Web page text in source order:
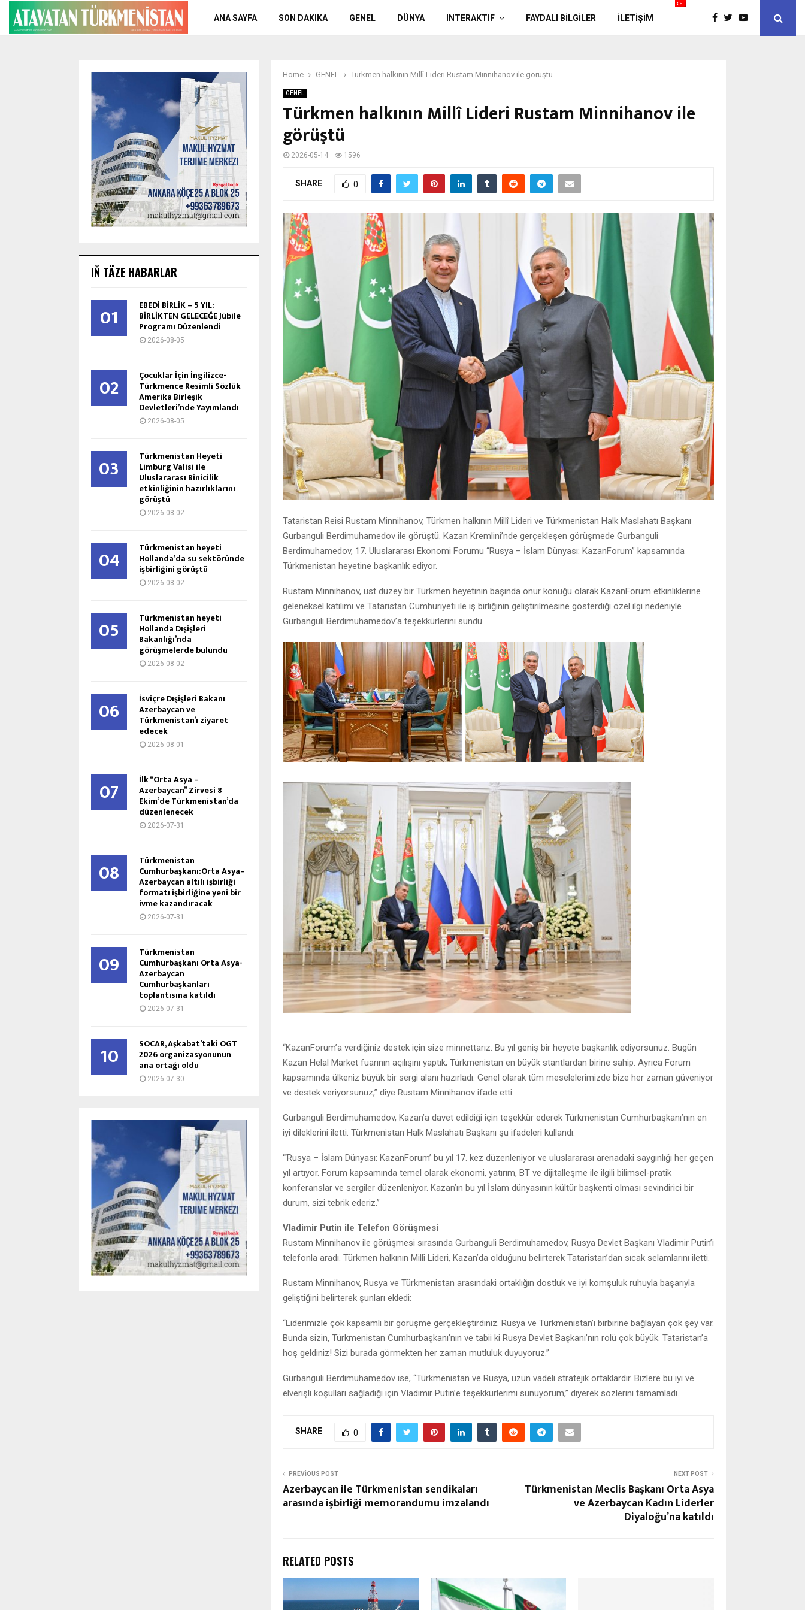
ANA SAYFA SON DAKIKA GENEL DÜNYA INTERAKTIF FAYDALI BİLGİLER İLETIŞIM
Home GENEL Türkmen halkının Millî Lideri Rustam Minnihanov ile görüştü
GENEL
Türkmen halkının Millî Lideri Rustam Minnihanov ile
görüştü
2026-05-14 1596
SHARE 0
Tataristan Reisi Rustam Minnihanov, Türkmen halkının Millî Lideri ve Türkmenistan Halk Maslahatı Başkanı
Gurbanguli Berdimuhamedov ile görüştü. Kazan Kremlini’nde gerçekleşen görüşmede Gurbanguli
Berdimuhamedov, 17. Uluslararası Ekonomi Forumu “Rusya – İslam Dünyası: KazanForum” kapsamında
Türkmenistan heyetine başkanlık ediyor.
Rustam Minnihanov, üst düzey bir Türkmen heyetinin başında onur konuğu olarak KazanForum etkinliklerine
geleneksel katılımı ve Tataristan Cumhuriyeti ile iş birliğinin geliştirilmesine gösterdiği özel ilgi nedeniyle
Gurbanguli Berdimuhamedov’a teşekkürlerini sundu.
“KazanForum’a verdiğiniz destek için size minnettarız. Bu yıl geniş bir heyete başkanlık ediyorsunuz. Bugün
Kazan Helal Market fuarının açılışını yaptık; Türkmenistan en büyük stantlardan birine sahip. Ayrıca Forum
kapsamında ülkeniz büyük bir sergi alanı hazırladı. Genel olarak tüm meselelerimizde bize her zaman güveniyor
ve destek veriyorsunuz,” diye Rustam Minnihanov ifade etti.
Gurbanguli Berdimuhamedov, Kazan’a davet edildiği için teşekkür ederek Türkmenistan Cumhurbaşkanı’nın en
iyi dileklerini iletti. Türkmenistan Halk Maslahatı Başkanı şu ifadeleri kullandı:
“‘Rusya – İslam Dünyası: KazanForum’ bu yıl 17. kez düzenleniyor ve uluslararası arenadaki saygınlığı her geçen
yıl artıyor. Forum kapsamında temel olarak ekonomi, yatırım, BT ve dijitalleşme ile ilgili bilimsel-pratik
konferanslar ve sergiler düzenleniyor. Kazan’ın bu yıl İslam dünyasının kültür başkenti olması sevindirici bir
durum, sizi tebrik ederiz.”
Vladimir Putin ile Telefon Görüşmesi
Rustam Minnihanov ile görüşmesi sırasında Gurbanguli Berdimuhamedov, Rusya Devlet Başkanı Vladimir Putin’i
telefonla aradı. Türkmen halkının Millî Lideri, Kazan’da olduğunu belirterek Tataristan’dan sıcak selamlarını iletti.
Rustam Minnihanov, Rusya ve Türkmenistan arasındaki ortaklığın dostluk ve iyi komşuluk ruhuyla başarıyla
geliştiğini belirterek şunları ekledi:
“Liderimizle çok kapsamlı bir görüşme gerçekleştirdiniz. Rusya ve Türkmenistan’ı birbirine bağlayan çok şey var.
Bunda sizin, Türkmenistan Cumhurbaşkanı’nın ve tabii ki Rusya Devlet Başkanı’nın rolü çok büyük. Tataristan’a
hoş geldiniz! Sizi burada görmekten her zaman mutluluk duyuyoruz.”
Gurbanguli Berdimuhamedov ise, “Türkmenistan ve Rusya, uzun vadeli stratejik ortaklardır. Bizlere bu iyi ve
elverişli koşulları sağladığı için Vladimir Putin’e teşekkürlerimi sunuyorum,” diyerek sözlerini tamamladı.
SHARE 0
PREVIOUS POST
Azerbaycan ile Türkmenistan sendikaları
arasında işbirliği memorandumu imzalandı
NEXT POST
Türkmenistan Meclis Başkanı Orta Asya
ve Azerbaycan Kadın Liderler
Diyaloğu’na katıldı
RELATED POSTS
IŇ TÄZE HABARLAR
01 EBEDİ BİRLİK – 5 YIL:
BİRLİKTEN GELECEĞE Jübile
Programı Düzenlendi
2026-08-05
02 Çocuklar İçin İngilizce-
Türkmence Resimli Sözlük
Amerika Birleşik
Devletleri’nde Yayımlandı
2026-08-05
03 Türkmenistan Heyeti
Limburg Valisi ile
Uluslararası Binicilik
etkinliğinin hazırlıklarını
görüştü
2026-08-02
04 Türkmenistan heyeti
Hollanda’da su sektöründe
işbirliğini görüştü
2026-08-02
05 Türkmenistan heyeti
Hollanda Dışişleri
Bakanlığı’nda
görüşmelerde bulundu
2026-08-02
06 İsviçre Dışişleri Bakanı
Azerbaycan ve
Türkmenistan’ı ziyaret
edecek
2026-08-01
07 İlk “Orta Asya –
Azerbaycan” Zirvesi 8
Ekim’de Türkmenistan’da
düzenlenecek
2026-07-31
08 Türkmenistan
Cumhurbaşkanı:Orta Asya–
Azerbaycan altılı işbirliği
formatı işbirliğine yeni bir
ivme kazandıracak
2026-07-31
09 Türkmenistan
Cumhurbaşkanı Orta Asya-
Azerbaycan
Cumhurbaşkanları
toplantısına katıldı
2026-07-31
10 SOCAR, Aşkabat’taki OGT
2026 organizasyonunun
ana ortağı oldu
2026-07-30